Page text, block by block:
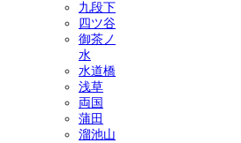
九段下
四ツ谷
御茶ノ
水
水道橋
浅草
両国
蒲田
溜池山